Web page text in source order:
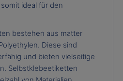
ideal für den
bestehen aus matter
Diese sind
und bieten vielseitige
Selbstklebeetiketten